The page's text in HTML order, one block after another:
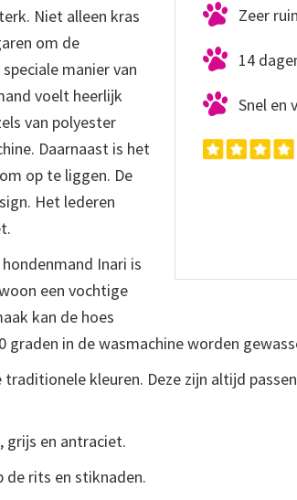
Zeer
14
Snel en
Niet alleen kras
om de
manier van
voelt heerlijk
van polyester
Daarnaast is het
op te liggen. De
Het lederen
Inari is
een vochtige
kan de hoes
in de wasmachine worden
kleuren. Deze zijn altijd
grijs en antraciet.
de rits en stiknaden.